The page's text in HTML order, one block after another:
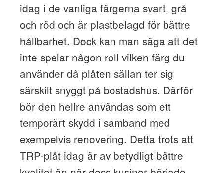
idag i de vanliga färgerna svart, grå
och röd och är plastbelagd för bättre
hållbarhet. Dock kan man säga att det
inte spelar någon roll vilken färg du
använder då plåten sällan ter sig
särskilt snyggt på bostadshus. Därför
bör den hellre användas som ett
temporärt skydd i samband med
exempelvis renovering. Detta trots att
TRP-plåt idag är av betydligt bättre